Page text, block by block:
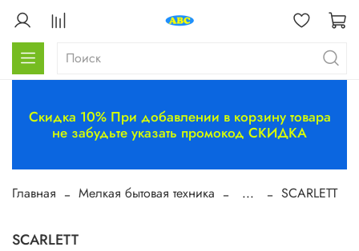
Скидка 10% При добавлении в корзину товара
не забудьте указать промокод СКИДКА
Главная Мелкая бытовая техника ... SCARLETT
SCARLETT